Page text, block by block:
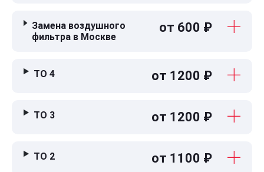
Замена воздушного
фильтра в Москве
от 600 ₽
ТО 4 от 1200 ₽
ТО 3 от 1200 ₽
ТО 2 от 1100 ₽